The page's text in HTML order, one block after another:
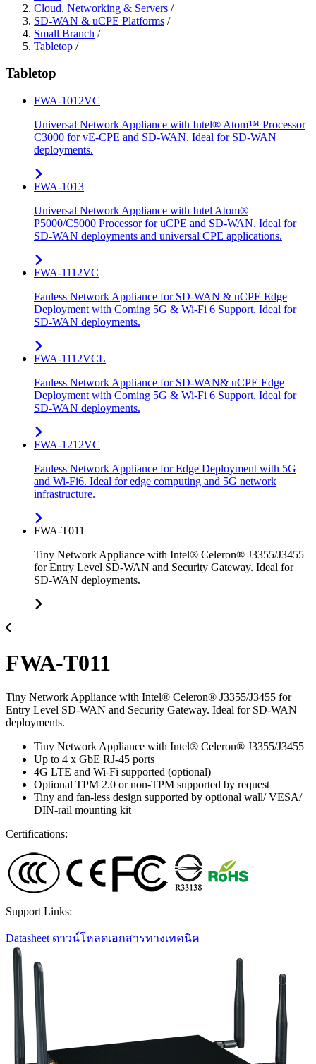
Cloud, Networking & Servers /
SD-WAN & uCPE Platforms /
Small Branch /
Tabletop /
Tabletop
FWA-1012VC
Universal Network Appliance with Intel® Atom™ Processor
C3000 for vE-CPE and SD-WAN. Ideal for SD-WAN
deployments.
FWA-1013
Universal Network Appliance with Intel Atom®
P5000/C5000 Processor for uCPE and SD-WAN. Ideal for
SD-WAN deployments and universal CPE applications.
FWA-1112VC
Fanless Network Appliance for SD-WAN & uCPE Edge
Deployment with Coming 5G & Wi-Fi 6 Support. Ideal for
SD-WAN deployments.
FWA-1112VCL
Fanless Network Appliance for SD-WAN& uCPE Edge
Deployment with Coming 5G & Wi-Fi 6 Support. Ideal for
SD-WAN deployments.
FWA-1212VC
Fanless Network Appliance for Edge Deployment with 5G
and Wi-Fi6. Ideal for edge computing and 5G network
infrastructure.
FWA-T011
Tiny Network Appliance with Intel® Celeron® J3355/J3455
for Entry Level SD-WAN and Security Gateway. Ideal for
SD-WAN deployments.
FWA-T011
Tiny Network Appliance with Intel® Celeron® J3355/J3455 for
Entry Level SD-WAN and Security Gateway. Ideal for SD-WAN
deployments.
Tiny Network Appliance with Intel® Celeron® J3355/J3455
Up to 4 x GbE RJ-45 ports
4G LTE and Wi-Fi supported (optional)
Optional TPM 2.0 or non-TPM supported by request
Tiny and fan-less design supported by optional wall/ VESA/
DIN-rail mounting kit
Certifications:
Support Links:
Datasheet ดาวน์โหลดเอกสารทางเทคนิค